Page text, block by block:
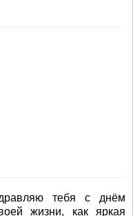
тебя с днём
жизни, как яркая